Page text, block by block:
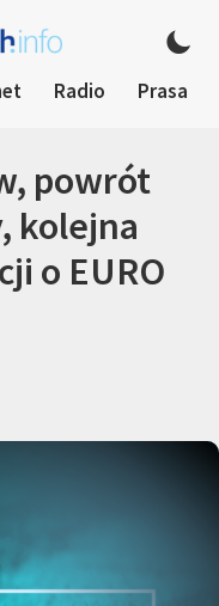
Radio Prasa
powrót
kolejna
o EURO